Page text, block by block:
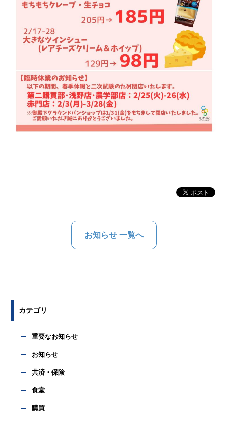
お知らせ 一覧へ
カテゴリ
重要なお知らせ
お知らせ
共済・保険
食堂
購買